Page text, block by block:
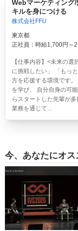
Webマーケティング
キルを身につける
株式会社FFU
東京都
正社員：時給1,700円～
【仕事内容】<未来の
に挑戦したい」 「もっ
方を応援する環境です
を学び、 自分自身の可
らスタートした先輩が
業務を通じて...
今、あなたにオス